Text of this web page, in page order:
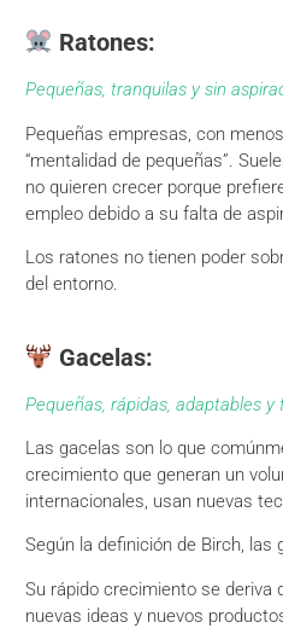
Ratones:
Pequeñas, tranquilas y sin
Pequeñas empresas, con
“mentalidad de pequeñas”.
no quieren crecer porque
empleo debido a su falta de
Los ratones no tienen poder
del entorno.
Gacelas:
Pequeñas, rápidas, adaptables
Las gacelas son lo que
crecimiento que generan un
internacionales, usan nuevas
Según la definición de Birch, las
Su rápido crecimiento se deriva
nuevas ideas y nuevos